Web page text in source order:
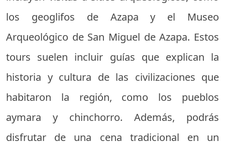
los geoglifos de Azapa y el Museo
Arqueológico de San Miguel de Azapa. Estos
tours suelen incluir guías que explican la
historia y cultura de las civilizaciones que
habitaron la región, como los pueblos
aymara y chinchorro. Además, podrás
disfrutar de una cena tradicional en un